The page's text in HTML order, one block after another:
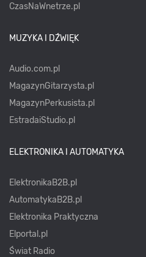
CzasNaWnetrze.pl
MUZYKA I DŹWIĘK
Audio.com.pl
MagazynGitarzysta.pl
MagazynPerkusista.pl
EstradaiStudio.pl
ELEKTRONIKA I AUTOMATYKA
ElektronikaB2B.pl
AutomatykaB2B.pl
Elektronika Praktyczna
Elportal.pl
Świat Radio